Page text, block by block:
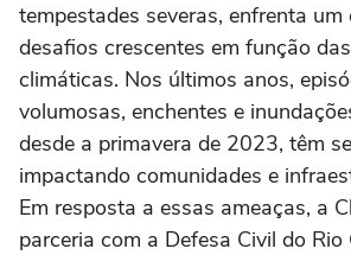
tempestades severas, enfrenta um
desafios crescentes em função
climáticas. Nos últimos anos,
volumosas, enchentes e
desde a primavera de 2023, têm
impactando comunidades e
Em resposta a essas ameaças, a
parceria com a Defesa Civil do Rio